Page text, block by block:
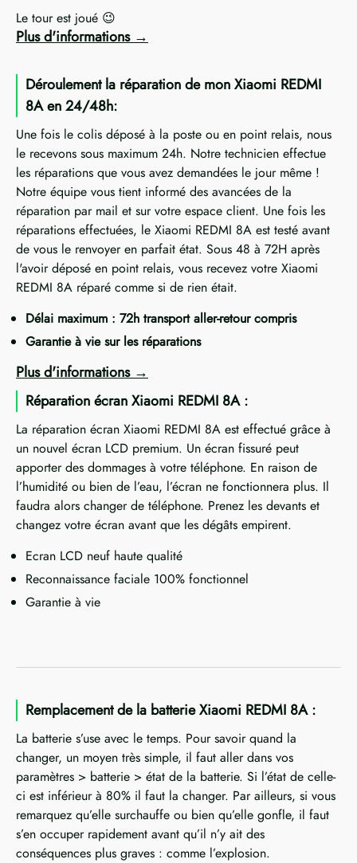
Le tour est joué 😉
Plus d'informations
Déroulement la réparation de mon Xiaomi REDMI
8A en 24/48h:
Une fois le colis déposé à la poste ou en point relais, nous
le recevons sous maximum 24h. Notre technicien effectue
les réparations que vous avez demandées le jour même !
Notre équipe vous tient informé des avancées de la
réparation par mail et sur votre espace client. Une fois les
réparations effectuées, le Xiaomi REDMI 8A est testé avant
de vous le renvoyer en parfait état. Sous 48 à 72H après
l'avoir déposé en point relais, vous recevez votre Xiaomi
REDMI 8A réparé comme si de rien était.
Délai maximum : 72h transport aller-retour compris
Garantie à vie sur les réparations
Plus d'informations
Réparation écran Xiaomi REDMI 8A :
La réparation écran Xiaomi REDMI 8A est effectué grâce à
un nouvel écran LCD premium. Un écran fissuré peut
apporter des dommages à votre téléphone. En raison de
l’humidité ou bien de l’eau, l’écran ne fonctionnera plus. Il
faudra alors changer de téléphone. Prenez les devants et
changez votre écran avant que les dégâts empirent.
Ecran LCD neuf haute qualité
Reconnaissance faciale 100% fonctionnel
Garantie à vie
Remplacement de la batterie Xiaomi REDMI 8A :
La batterie s’use avec le temps. Pour savoir quand la
changer, un moyen très simple, il faut aller dans vos
paramètres > batterie > état de la batterie. Si l’état de celle-
ci est inférieur à 80% il faut la changer. Par ailleurs, si vous
remarquez qu’elle surchauffe ou bien qu’elle gonfle, il faut
s’en occuper rapidement avant qu’il n’y ait des
conséquences plus graves : comme l’explosion.